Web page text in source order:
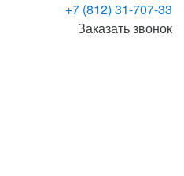
+7 (812) 31-707-33
Заказать звонок